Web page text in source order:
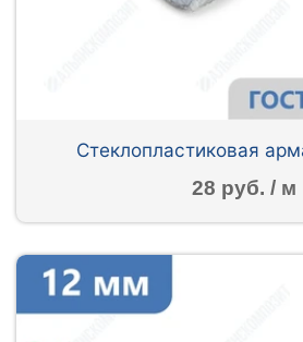
Стеклопластиковая
28 руб. / м